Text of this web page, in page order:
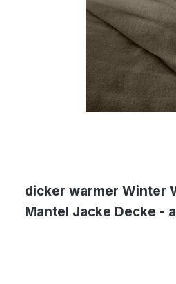
dicker warmer Winter
Mantel Jacke Decke -